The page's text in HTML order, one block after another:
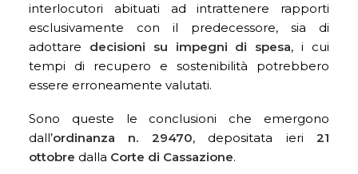
interlocutori abituati ad intrattenere rapporti
esclusivamente con il predecessore, sia di
adottare decisioni su impegni di spesa, i cui
tempi di recupero e sostenibilità potrebbero
essere erroneamente valutati.
Sono queste le conclusioni che emergono
dall’ordinanza n. 29470, depositata ieri21
ottobre dalla Corte di Cassazione.